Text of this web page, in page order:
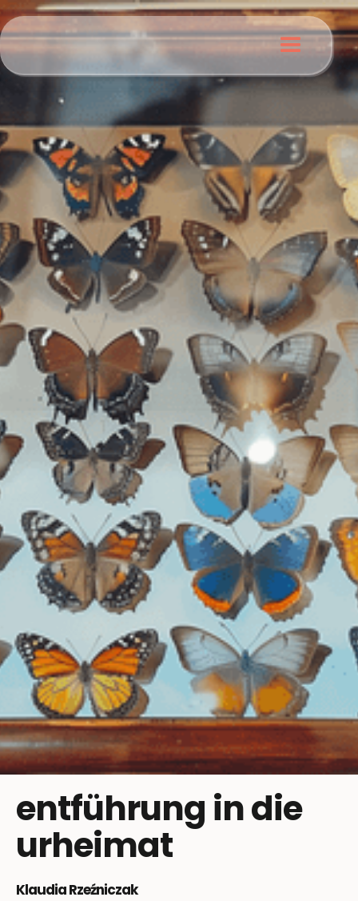
entführung in die
urheimat
Klaudia Rzeźniczak